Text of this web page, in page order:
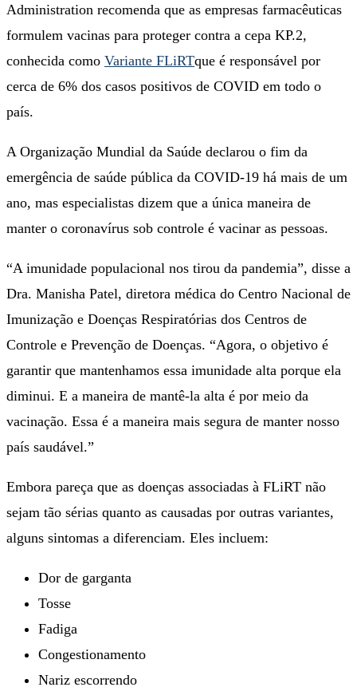
Administration recomenda que as empresas farmacêuticas
formulem vacinas para proteger contra a cepa KP.2,
conhecida como Variante FLiRTque é responsável por
cerca de 6% dos casos positivos de COVID em todo o
país.
A Organização Mundial da Saúde declarou o fim da
emergência de saúde pública da COVID-19 há mais de um
ano, mas especialistas dizem que a única maneira de
manter o coronavírus sob controle é vacinar as pessoas.
“A imunidade populacional nos tirou da pandemia”, disse a
Dra. Manisha Patel, diretora médica do Centro Nacional de
Imunização e Doenças Respiratórias dos Centros de
Controle e Prevenção de Doenças. “Agora, o objetivo é
garantir que mantenhamos essa imunidade alta porque ela
diminui. E a maneira de mantê-la alta é por meio da
vacinação. Essa é a maneira mais segura de manter nosso
país saudável.”
Embora pareça que as doenças associadas à FLiRT não
sejam tão sérias quanto as causadas por outras variantes,
alguns sintomas a diferenciam. Eles incluem:
Dor de garganta
Tosse
Fadiga
Congestionamento
Nariz escorrendo